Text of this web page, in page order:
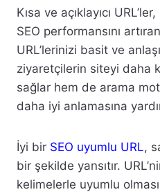
Kısa ve açıklayıcı
SEO performansını
URL’lerinizi basit ve
ziyaretçilerin siteyi daha
sağlar hem de arama
daha iyi anlamasına
İyi bir SEO uyumlu URL,
bir şekilde yansıtır.
kelimelerle uyumlu